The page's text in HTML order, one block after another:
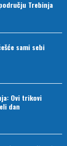
Trebinja
sami sebi
Ovi trikovi
dan